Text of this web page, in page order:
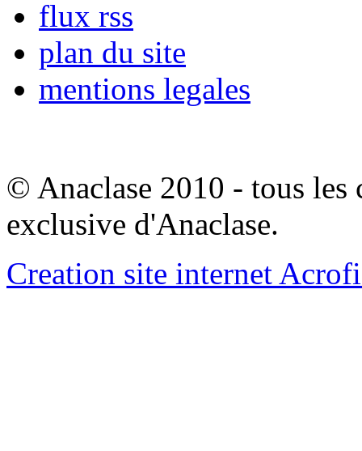
flux rss
plan du site
mentions legales
© Anaclase 2010 - tous les
exclusive d'Anaclase.
Creation site internet